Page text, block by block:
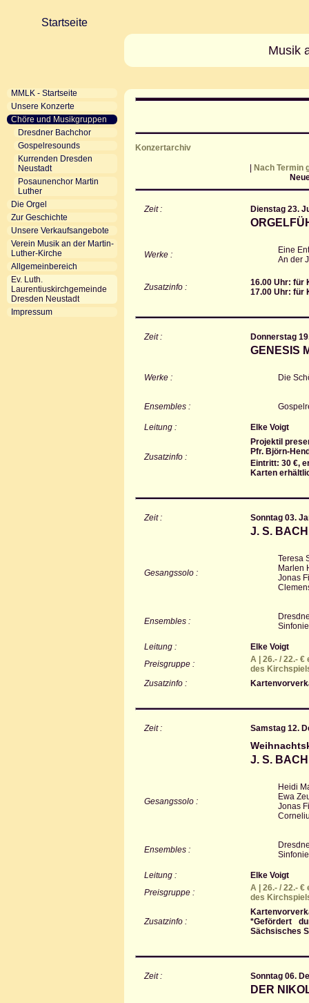
Startseite
MMLK - Startseite
Unsere Konzerte
Chöre und Musikgruppen
Dresdner Bachchor
Gospelresounds
Kurrenden Dresden
Neustadt
Posaunenchor Martin
Luther
Die Orgel
Zur Geschichte
Unsere Verkaufsangebote
Verein Musik an der Martin-
Luther-Kirche
Allgemeinbereich
Ev. Luth.
Laurentiuskirchgemeinde
Dresden Neustadt
Impressum
Musik
Konzertarchiv
Nach Termin
Zeit : Dienstag 23.
Werke :
Eine
An der
Zusatzinfo :
16.00 Uhr: für
17.00 Uhr: für
Zeit : Donnerstag
GENESIS
Werke : Die
Ensembles :
Leitung : Elke Voigt
Zusatzinfo :
Projektil
Pfr. Björn-
Eintritt: 30 €,
Karten
Zeit : Sonntag 03.
J. S.
Gesangssolo :
Teresa
Marlen
Jonas
Ensembles :
Leitung :
Elke Voigt
Preisgruppe :
A | 26.- / 22.-
des
Zusatzinfo :
Zeit : Samstag 12.
J. S.
Gesangssolo :
Heidi
Ewa
Jonas
Ensembles :
Leitung :
Elke Voigt
Preisgruppe :
A | 26.- / 22.-
des
Zusatzinfo :
*Gefördert
Sächsisches
Zeit : Sonntag 06.
DER